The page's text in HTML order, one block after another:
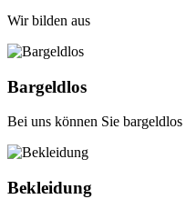
Wir bilden aus
Bargeldlos
Bei uns können Sie bargeldlos
Bekleidung